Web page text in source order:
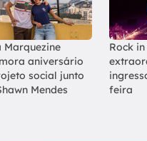
Marquezine
aniversário
social junto
Mendes
Rock
feira